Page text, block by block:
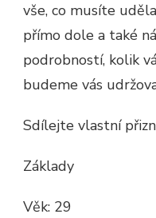
vše, co musíte
přímo dole a také
podrobností, kolik
budeme vás
Sdílejte vlastní
Základy
Věk: 29